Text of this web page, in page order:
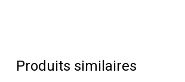
Produits similaires